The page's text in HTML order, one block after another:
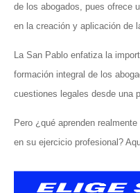
de los abogados, pues ofrece
en la creación y aplicación de
La San Pablo enfatiza la
formación integral de los
cuestiones legales desde una
Pero ¿qué aprenden
en su ejercicio profesional?